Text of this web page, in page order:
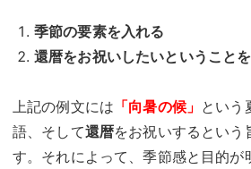
季節の要素を入れる
還暦をお祝いしたいということ
上記の例文には 「向暑の候」 という
語、そして還暦をお祝いするという
す。それによって、季節感と目的が